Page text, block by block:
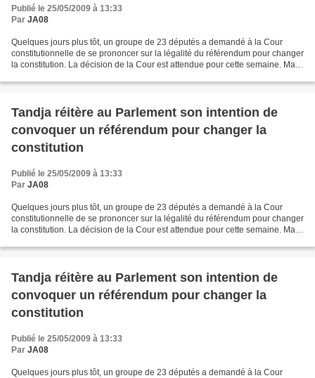
Publié le 25/05/2009 à 13:33
Par JA08
Quelques jours plus tôt, un groupe de 23 députés a demandé à la Cour
constitutionnelle de se prononcer sur la légalité du référendum pour changer
la constitution. La décision de la Cour est attendue pour cette semaine. Mais,
Tandja réitère au Parlement son intention de
convoquer un référendum pour changer la
constitution
Publié le 25/05/2009 à 13:33
Par JA08
Quelques jours plus tôt, un groupe de 23 députés a demandé à la Cour
constitutionnelle de se prononcer sur la légalité du référendum pour changer
la constitution. La décision de la Cour est attendue pour cette semaine. Mais,
Tandja réitère au Parlement son intention de
convoquer un référendum pour changer la
constitution
Publié le 25/05/2009 à 13:33
Par JA08
Quelques jours plus tôt, un groupe de 23 députés a demandé à la Cour